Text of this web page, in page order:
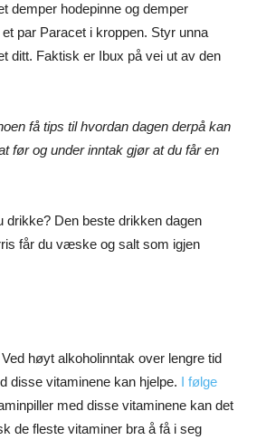
demper hodepinne og demper
par Paracet i kroppen. Styr unna
ditt. Faktisk er Ibux på vei ut av den
få tips til hvordan dagen derpå kan
før og under inntak gjør at du får en
Den beste drikken dagen
får du væske og salt som igjen
høyt alkoholinntak over lengre tid
disse vitaminene kan hjelpe. I følge
med disse vitaminene kan det
de fleste vitaminer bra å få i seg